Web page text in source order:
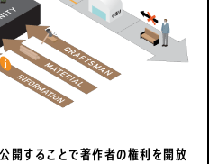
開することで著作者の権利を開放